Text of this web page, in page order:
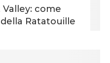
come
Ratatouille